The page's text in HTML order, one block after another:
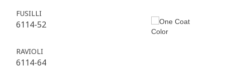
FUSILLI
6114-52
RAVIOLI
6114-64